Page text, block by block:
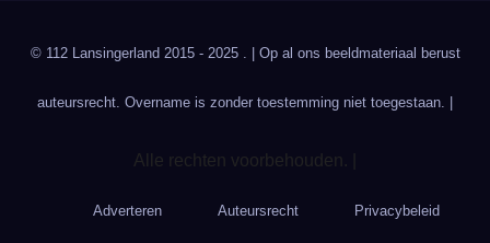
© 112 Lansingerland 2015 - 2025 . | Op al ons beeldmateriaal berust
auteursrecht. Overname is zonder toestemming niet toegestaan. |
Alle rechten voorbehouden. |
Adverteren Auteursrecht Privacybeleid